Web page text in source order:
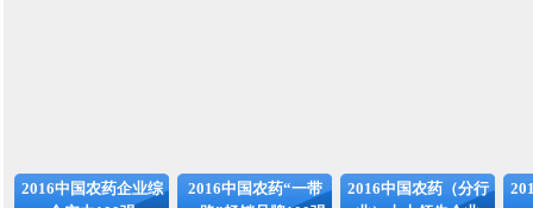
2016中国农药企业综 2016中国农药“一带 2016中国农药（分行